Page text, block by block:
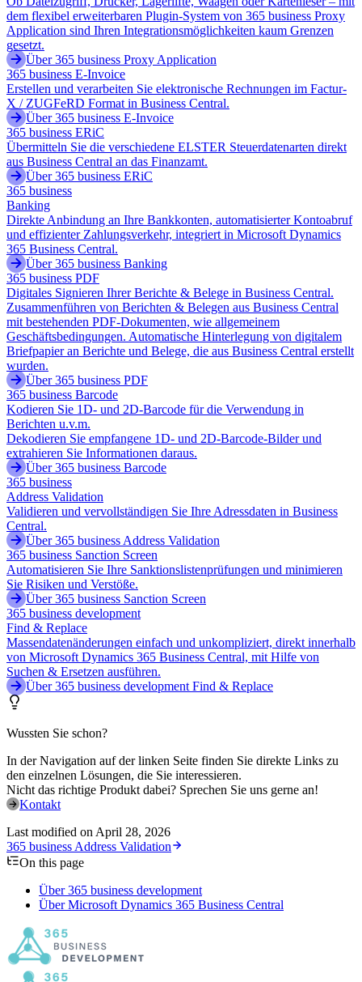
dem flexibel erweiterbaren Plugin-System von 365 business Proxy
Application sind Ihren Integrationsmöglichkeiten kaum Grenzen
gesetzt.
Über 365 business Proxy Application
365 business E-Invoice
Erstellen und verarbeiten Sie elektronische Rechnungen im Factur-
X / ZUGFeRD Format in Business Central.
Über 365 business E-Invoice
365 business ERiC
Übermitteln Sie die verschiedene ELSTER Steuerdatenarten direkt
aus Business Central an das Finanzamt.
Über 365 business ERiC
365 business
Banking
Direkte Anbindung an Ihre Bankkonten, automatisierter Kontoabruf
und effizienter Zahlungsverkehr, integriert in Microsoft Dynamics
365 Business Central.
Über 365 business Banking
365 business PDF
Digitales Signieren Ihrer Berichte & Belege in Business Central.
Zusammenführen von Berichten & Belegen aus Business Central
mit bestehenden PDF-Dokumenten, wie allgemeinem
Geschäftsbedingungen. Automatische Hinterlegung von digitalem
Briefpapier an Berichte und Belege, die aus Business Central erstellt
wurden.
Über 365 business PDF
365 business Barcode
Kodieren Sie 1D- und 2D-Barcode für die Verwendung in
Berichten u.v.m.
Dekodieren Sie empfangene 1D- und 2D-Barcode-Bilder und
extrahieren Sie Informationen daraus.
Über 365 business Barcode
365 business
Address Validation
Validieren und vervollständigen Sie Ihre Adressdaten in Business
Central.
Über 365 business Address Validation
365 business Sanction Screen
Automatisieren Sie Ihre Sanktionslistenprüfungen und minimieren
Sie Risiken und Verstöße.
Über 365 business Sanction Screen
365 business development
Find & Replace
Massendatenänderungen einfach und unkompliziert, direkt innerhalb
von Microsoft Dynamics 365 Business Central, mit Hilfe von
Suchen & Ersetzen ausführen.
Über 365 business development Find & Replace
Wussten Sie schon?
In der Navigation auf der linken Seite finden Sie direkte Links zu
den einzelnen Lösungen, die Sie interessieren.
Nicht das richtige Produkt dabei? Sprechen Sie uns gerne an!
Kontakt
Last modified on April 28, 2026
365 business Address Validation
On this page
Über 365 business development
Über Microsoft Dynamics 365 Business Central